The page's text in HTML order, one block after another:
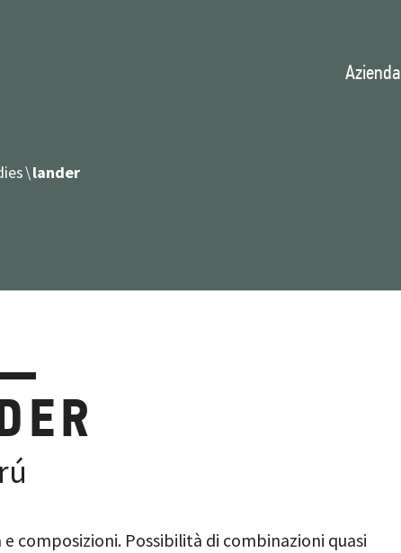
Azienda
lander
composizioni. Possibilità di combinazioni quasi